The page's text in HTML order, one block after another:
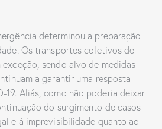
determinou a preparação
Os transportes coletivos de
sendo alvo de medidas
a garantir uma resposta
19. Aliás, como não poderia deixar
do surgimento de casos
e à imprevisibilidade quanto ao